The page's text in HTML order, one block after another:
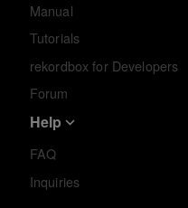
Manual
Tutorials
rekordbox for Developers
Forum
Help
FAQ
Inquiries